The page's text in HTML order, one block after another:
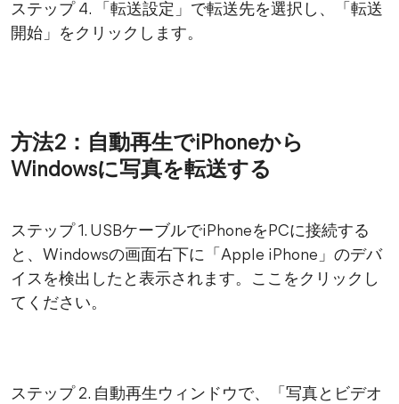
ステップ 4. 「転送設定」で転送先を選択し、「転送
開始」をクリックします。
方法2：自動再生でiPhoneから
Windowsに写真を転送する
ステップ 1. USBケーブルでiPhoneをPCに接続する
と、Windowsの画面右下に「Apple iPhone」のデバ
イスを検出したと表示されます。ここをクリックし
てください。
ステップ 2. 自動再生ウィンドウで、「写真とビデオ